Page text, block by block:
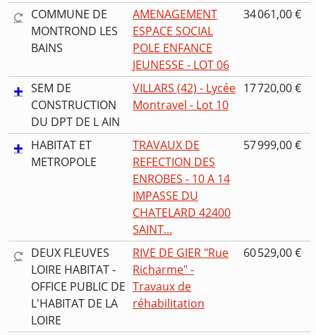
COMMUNE DE
MONTROND LES
BAINS
AMENAGEMENT
ESPACE SOCIAL
POLE ENFANCE
JEUNESSE - LOT 06
34 061,00 €
SEM DE
CONSTRUCTION
DU DPT DE L AIN
VILLARS (42) - Lycée
Montravel - Lot 10
17 720,00 €
HABITAT ET
METROPOLE
TRAVAUX DE
REFECTION DES
ENROBES - 10 A 14
IMPASSE DU
CHATELARD 42400
SAINT...
57 999,00 €
DEUX FLEUVES
LOIRE HABITAT -
OFFICE PUBLIC DE
L'HABITAT DE LA
LOIRE
RIVE DE GIER "Rue
Richarme" -
Travaux de
réhabilitation
60 529,00 €